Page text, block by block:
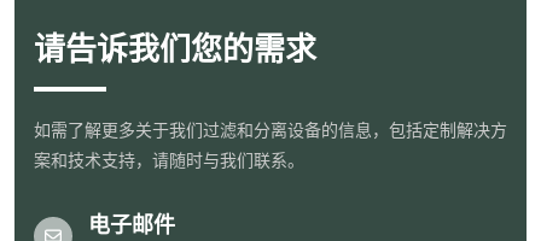
请告诉我们您的需求
如需了解更多关于我们过滤和分离设备的信息，包括定制解决方
案和技术支持，请随时与我们联系。
电子邮件